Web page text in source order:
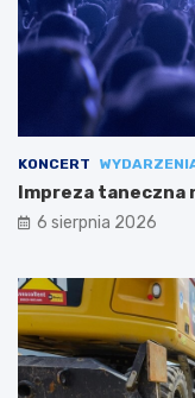
KONCERT
Impreza taneczna
6 sierpnia 2026